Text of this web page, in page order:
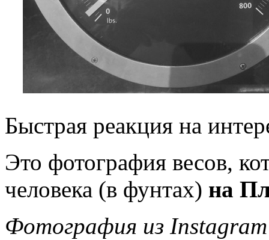
Быстрая реакция на
Это фотография весов,
человека (в фунтах) на
Фотография из Instagram